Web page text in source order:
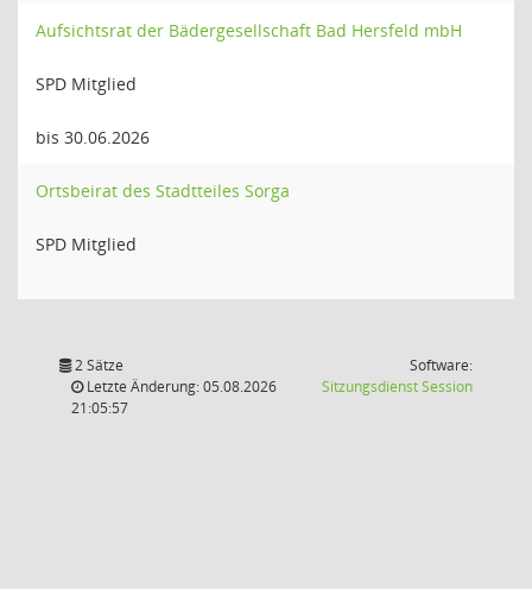
Aufsichtsrat der Bädergesellschaft Bad Hersfeld mbH
SPD Mitglied
bis 30.06.2026
Ortsbeirat des Stadtteiles Sorga
SPD Mitglied
2 Sätze
Letzte Änderung: 05.08.2026
21:05:57
Software:
SitzungsdienstSession(Wird in